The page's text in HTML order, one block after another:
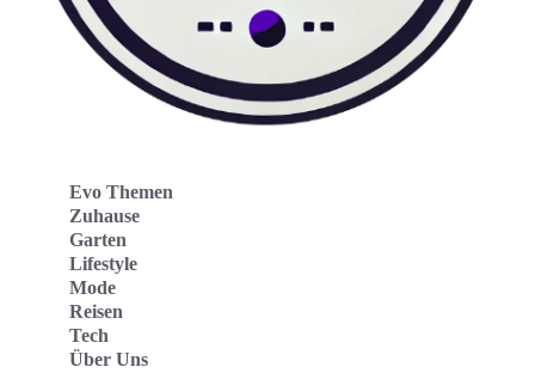
Evo Themen
Zuhause
Garten
Lifestyle
Mode
Reisen
Tech
Über Uns